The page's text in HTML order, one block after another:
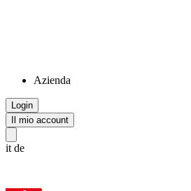
Azienda
Login
Il mio account
it de